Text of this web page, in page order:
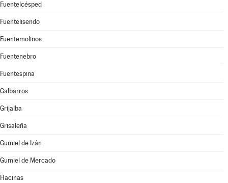
Fuentelcésped
Fuentelisendo
Fuentemolinos
Fuentenebro
Fuentespina
Galbarros
Grijalba
Grisaleña
Gumiel de Izán
Gumiel de Mercado
Hacinas